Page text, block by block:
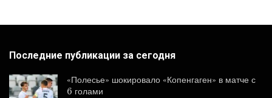
Последние публикации за сегодня
«Полесье» шокировало «Копенгаген» в матче с
6 голами